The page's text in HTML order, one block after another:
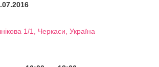
1/1, Черкаси, Україна